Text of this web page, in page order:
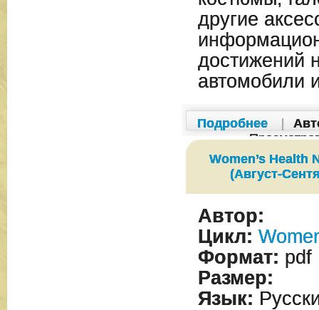
другие
достижений
автомобили
Подробнее
Women’s Health
(Август-
Автор:
Цикл:
Формат: pdf
Размер:
Язык: